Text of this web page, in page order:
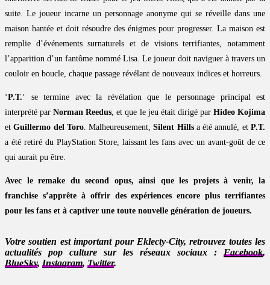
suite. Le joueur incarne un personnage anonyme qui se réveille dans une
maison hantée et doit résoudre des énigmes pour progresser. La maison est
remplie d’événements surnaturels et de visions terrifiantes, notamment
l’apparition d’un fantôme nommé Lisa. Le joueur doit naviguer à travers un
couloir en boucle, chaque passage révélant de nouveaux indices et horreurs.
‘P.T.‘ se termine avec la révélation que le personnage principal est
interprété parNorman Reedus , et que le jeu était dirigé par Hideo Kojima
etGuillermo del Toro. Malheureusement,Silent Hillsa été annulé, etP.T.
a été retiré du PlayStation Store, laissant les fans avec un avant-goût de ce
qui aurait pu être.
Avec le remake du second opus, ainsi que les projets à venir, la
franchise s’apprête à offrir des expériences encore plus terrifiantes
pour les fans et à captiver une toute nouvelle génération de joueurs.
Votre soutien est important pour Eklecty-City, retrouvez toutes les
actualités pop culture sur les réseaux sociaux : Facebook,
BlueSky, Instagram, Twitter.